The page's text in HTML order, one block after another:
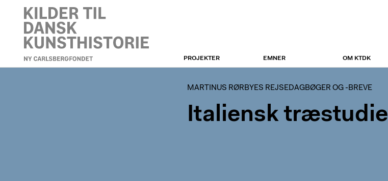
MARTINUS RØRBYES
PROJEKTER EMNER OM KTDK
MARTINUS RØRBYES REJSEDAGBØGER OG -BREVE
Italiensk træstudie